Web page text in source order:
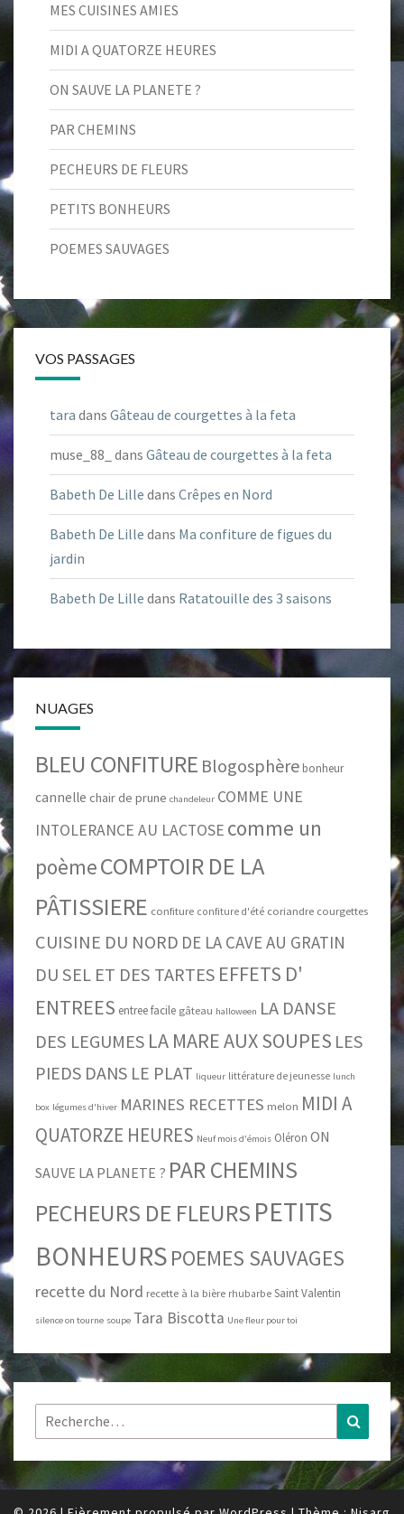
MES CUISINES AMIES
MIDI A QUATORZE HEURES
ON SAUVE LA PLANETE ?
PAR CHEMINS
PECHEURS DE FLEURS
PETITS BONHEURS
POEMES SAUVAGES
VOS PASSAGES
tara dans Gâteau de courgettes à la feta
muse_88_ dans Gâteau de courgettes à la feta
Babeth De Lille dans Crêpes en Nord
Babeth De Lille dans Ma confiture de figues du
jardin
Babeth De Lille dans Ratatouille des 3 saisons
NUAGES
BLEU CONFITURE Blogosphère bonheur
cannelle chair de prune chandeleur COMME UNE
INTOLERANCE AU LACTOSE comme un
poèmeCOMPTOIR DE LA
PÂTISSIERE confiture confiture d'été coriandre courgettes
CUISINE DU NORD DE LA CAVE AU GRATIN
DU SEL ET DES TARTES EFFETS D'
ENTREES entree facile gâteau halloween LA DANSE
DES LEGUMES LA MARE AUX SOUPES LES
PIEDS DANS LE PLAT liqueur littérature de jeunesse lunch
box légumes d'hiver MARINES RECETTES melon MIDI A
QUATORZE HEURES Neuf mois d'émois Oléron ON
SAUVE LA PLANETE ? PAR CHEMINS
PECHEURS DE FLEURS PETITS
BONHEURS POEMES SAUVAGES
recette du Nord recette à la bière rhubarbe Saint Valentin
silence on tourne soupe Tara Biscotta Une fleur pour toi
Rechercher :